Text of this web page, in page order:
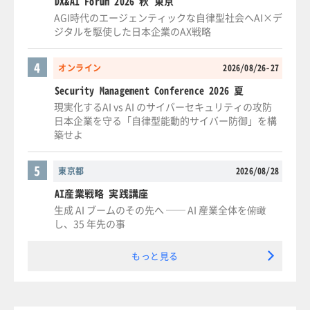
AGI時代のエージェンティックな自律型社会へAI×デ
ジタルを駆使した日本企業のAX戦略
オンライン 2026/08/26-27
4
Security Management Conference 2026 夏
現実化するAI vs AI のサイバーセキュリティの攻防
日本企業を守る「自律型能動的サイバー防御」を構
築せよ
東京都 2026/08/28
5
AI産業戦略 実践講座
生成 AI ブームのその先へ ── AI 産業全体を俯瞰
し、35 年先の事
もっと見る